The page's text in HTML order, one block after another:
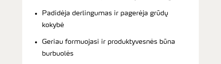
Padidėja derlingumas ir pagerėja grūdų
kokybė
Geriau formuojasi ir produktyvesnės būna
burbuolės